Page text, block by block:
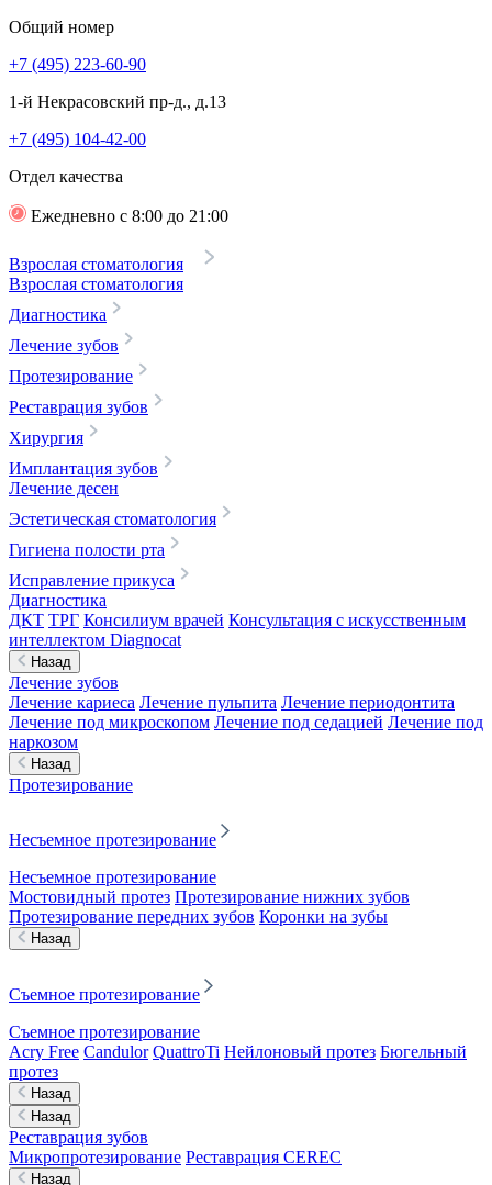
Общий номер
+7 (495) 223-60-90
1-й Некрасовский пр-д., д.13
+7 (495) 104-42-00
Отдел качества
Ежедневно с 8:00 до 21:00
Взрослая стоматология
Взрослая стоматология
Диагностика
Лечение зубов
Протезирование
Реставрация зубов
Хирургия
Имплантация зубов
Лечение десен
Эстетическая стоматология
Гигиена полости рта
Исправление прикуса
Диагностика
ДКТ ТРГ Консилиум врачей Консультация с искусственным
интеллектом Diagnocat
Назад
Лечение зубов
Лечение кариеса Лечение пульпита Лечение периодонтита
Лечение под микроскопом Лечение под седацией Лечение под
наркозом
Назад
Протезирование
Несъемное протезирование
Несъемное протезирование
Мостовидный протез Протезирование нижних зубов
Протезирование передних зубов Коронки на зубы
Назад
Съемное протезирование
Съемное протезирование
Acry Free Candulor QuattroTi Нейлоновый протез Бюгельный
протез
Назад
Назад
Реставрация зубов
Микропротезирование Реставрация CEREC
Назад